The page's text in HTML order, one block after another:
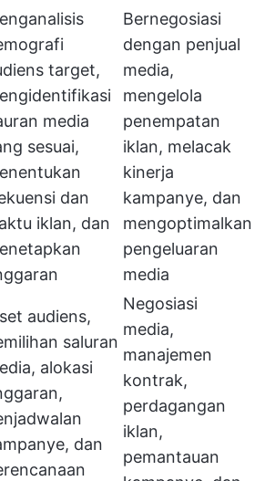
target,
media
sesuai,
dan
iklan, dan
Bernegosiasi
dengan penjual
media,
mengelola
penempatan
iklan, melacak
kinerja
kampanye, dan
mengoptimalkan
pengeluaran
media
audiens,
saluran
alokasi
dan
Negosiasi
media,
manajemen
kontrak,
perdagangan
iklan,
pemantauan